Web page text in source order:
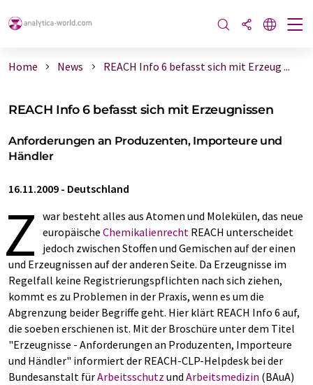
Home News REACH Info 6 befasst sich mit Erzeug ...
REACH Info 6 befasst sich mit Erzeugnissen
Anforderungen an Produzenten, Importeure und
Händler
16.11.2009 - Deutschland
Z war besteht alles aus Atomen und Molekülen, das neue
europäische Chemikalienrecht REACH unterscheidet
jedoch zwischen Stoffen und Gemischen auf der einen
und Erzeugnissen auf der anderen Seite. Da Erzeugnisse im
Regelfall keine Registrierungspflichten nach sich ziehen,
kommt es zu Problemen in der Praxis, wenn es um die
Abgrenzung beider Begriffe geht. Hier klärt REACH Info 6 auf,
die soeben erschienen ist. Mit der Broschüre unter dem Titel
"Erzeugnisse - Anforderungen an Produzenten, Importeure
und Händler" informiert der REACH-CLP-Helpdesk bei der
Bundesanstalt fürArbeitsschutz und Arbeitsmedizin (BAuA)